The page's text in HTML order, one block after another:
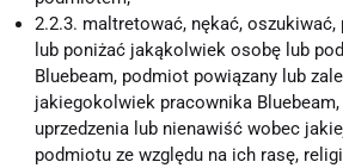
2.2.3. maltretować, nękać,
lub poniżać jakąkolwiek osobę lub
Bluebeam, podmiot powiązany lub
jakiegokolwiek pracownika
uprzedzenia lub nienawiść wobec
podmiotu ze względu na ich rasę,